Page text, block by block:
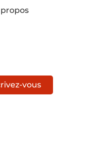
vous